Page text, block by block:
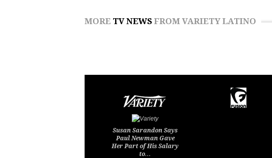
MORE TV NEWS FROM VARIETY LATINO
Susan Sarandon Says
Paul Newman Gave
Her Part of His Salary
to…